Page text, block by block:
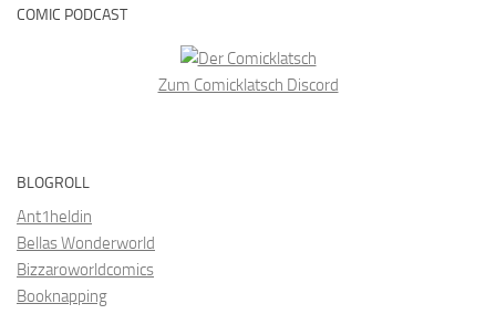
COMIC PODCAST
Zum Comicklatsch Discord
BLOGROLL
Ant1heldin
Bellas Wonderworld
Bizzaroworldcomics
Booknapping